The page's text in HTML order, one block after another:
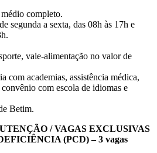
completo.
segunda a sexta, das 08h às 17h e
vale-alimentação no valor de
com academias, assistência médica,
com escola de idiomas e
Betim.
/ VAGAS EXCLUSIVAS
(PCD) – 3 vagas